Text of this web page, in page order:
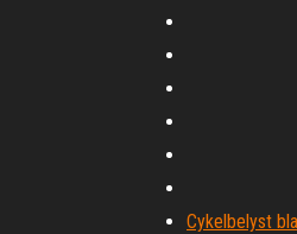
Cykelbelyst